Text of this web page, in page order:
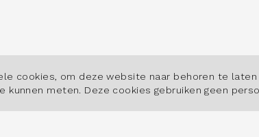
cookies, om deze website naar behoren te
kunnen meten. Deze cookies gebruiken geen